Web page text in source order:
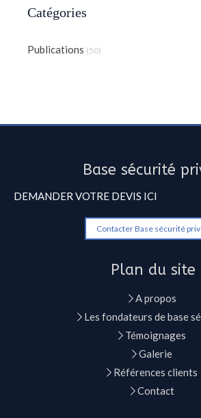
Catégories
Publications (50)
Base sécurité
DEMANDER VOTRE DEVIS ICI
Contacter Base sécurité
Plan du site
A propos
Les fondateurs de base
Témoignages
Galerie
Références clients
Contact